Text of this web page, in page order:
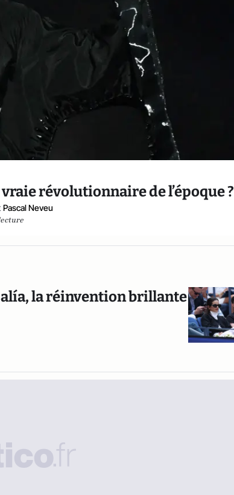
révolutionnaire de l’époque ?
Pascal Neveu
la réinvention brillante